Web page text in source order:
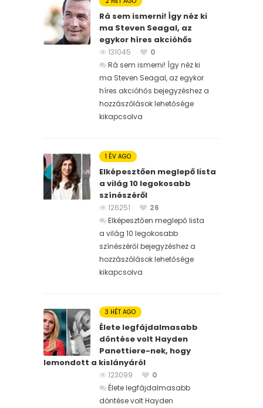
Rá sem ismerni! Így néz ki
ma Steven Seagal, az
egykor híres akcióhős
131045
0
Rá sem ismerni! Így néz ki
ma Steven Seagal, az egykor
híres akcióhős bejegyzéshez a
hozzászólások lehetősége
kikapcsolva
1 ÉV AGO
Elképesztően meglepő lista
a világ 10 legokosabb
színészéről
126251
26
Elképesztően meglepő lista
a világ 10 legokosabb
színészéről bejegyzéshez a
hozzászólások lehetősége
kikapcsolva
3 HÉT AGO
Élete legfájdalmasabb
döntése volt Hayden
Panettiere-nek, hogy
lemondott a kislányáról
123099
0
Élete legfájdalmasabb
döntése volt Hayden